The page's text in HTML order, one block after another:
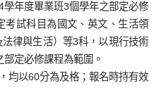
年度畢業班3個學年之部定必修
考試科目為國文、英文、生活領
律與生活）等3科，以現行技術
定必修課程為範圍。
均以60分為及格；報名時持有效